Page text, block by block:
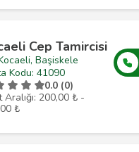
Cep Tamircisi
Başiskele
Kodu: 41090
0.0 (0)
Aralığı: 200,00 ₺ -
₺